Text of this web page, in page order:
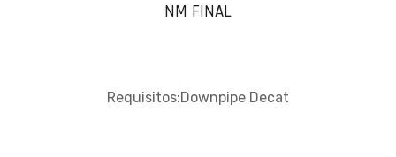
NM FINAL
Requisitos:Downpipe Decat